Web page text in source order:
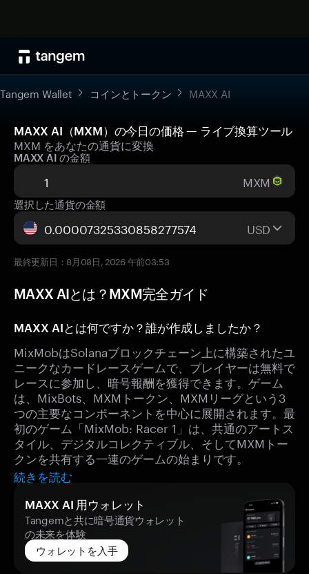
Tangem Wallet コインとトークン MAXX AI
MAXX AI（MXM）の今日の価格 — ライブ換算ツール
MXM をあなたの通貨に変換
MAXX AI の金額
MXM
選択した通貨の金額
USD
最終更新日：8月08日, 2026 午前03:53
MAXX AIとは？MXM完全ガイド
MAXX AIとは何ですか？誰が作成しましたか？
MixMobはSolanaブロックチェーン上に構築されたユ
ニークなカードレースゲームで、プレイヤーは無料で
レースに参加し、暗号報酬を獲得できます。ゲーム
は、MixBots、MXMトークン、MXMリーグという3
つの主要なコンポーネントを中心に展開されます。最
初のゲーム「MixMob: Racer 1」は、共通のアートス
タイル、デジタルコレクティブル、そしてMXMトー
クンを共有する一連のゲームの始まりです。
続きを読む
MAXX AI 用ウォレット
Tangemと共に暗号通貨ウォレット
の未来を体験
ウォレットを入手